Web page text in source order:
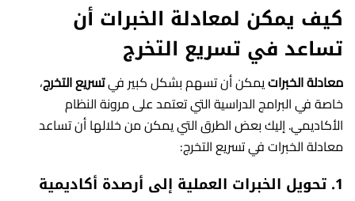
كيف يمكن لمعادلة الخبرات أن
تساعد في تسريع التخرج
معادلة الخبراتيمكن أن تسهم بشكل كبير فيتسريع التخرج،
خاصة في البرامج الدراسية التي تعتمد على مرونة النظام
الأكاديمي. إليك بعض الطرق التي يمكن من خلالها أن تساعد
معادلة الخبرات في تسريع التخرج:
1. تحويل الخبرات العملية إلى أرصدة أكاديمية